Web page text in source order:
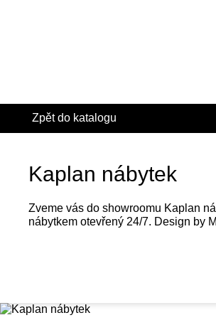
Zpět do katalogu
Kaplan nábytek
Zveme vás do showroomu Kaplan
nábytkem otevřený 24/7. Design by